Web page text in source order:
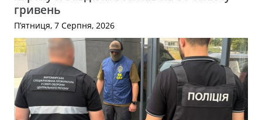
гривень
П’ятниця, 7 Серпня, 2026